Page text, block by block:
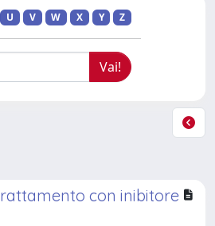
U V W X Y Z
con inibitore